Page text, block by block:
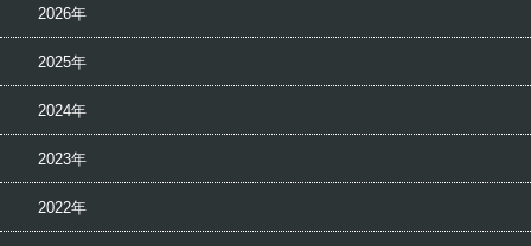
2026年
2025年
2024年
2023年
2022年